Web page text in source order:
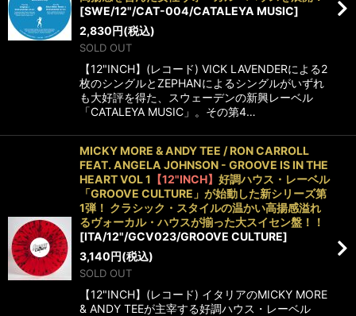
[SWE/12"/CAT-004/CATALEYA MUSIC]
2,830円(税込)
SOLD OUT
【12"INCH】(レコード) VICK LAVENDERによる2
枚のシングルとZEPHANによるシングルがいずれ
も大好評を得た、スウェーデンの新興レーベル
「CATALEYA MUSIC」。その第4…
MICKY MORE & ANDY TEE / RON CARROLL
FEAT. ANGELA JOHNSON - GROOVE IS IN THE
HEART VOL 1 【12"INCH】 好調ハウス・レーベル
「GROOVE CULTURE」が始動した新シリーズ第
1弾！ クラシック・スタイルの温かい高揚感溢れ
るヴォーカル・ハウスが揃った大スイセン盤！！
[ITA/12"/GCV023/GROOVE CULTURE]
3,140円(税込)
SOLD OUT
【12"INCH】(レコード) イタリアのMICKY MORE
& ANDY TEEが主宰する好調ハウス・レーベル